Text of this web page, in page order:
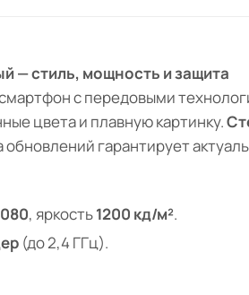
— стиль, мощность и защита
с передовыми
цвета и плавную картинку.
гарантирует
, яркость1200 кд/м².
(до 2,4 ГГц).